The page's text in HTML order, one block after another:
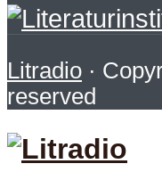
Litradio ·
reserved